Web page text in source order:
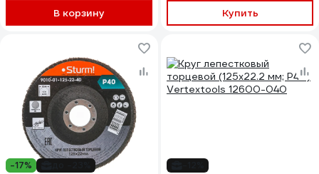
00-00016214В корзину
Купить
-17%